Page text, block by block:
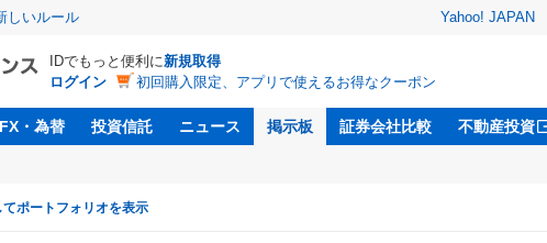
しいルール Yahoo! JAPAN
IDでもっと便利に新規取得
ログイン
初回購入限定、アプリで使えるお得なクーポン
FX・為替 投資信託 ニュース 掲示板 証券会社比較 不動産投資
てポートフォリオを表示